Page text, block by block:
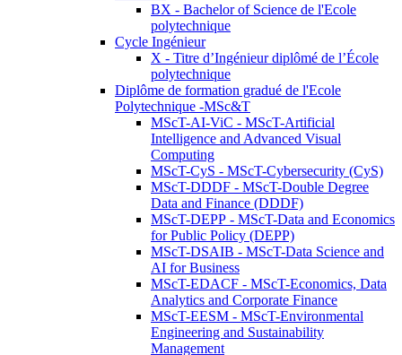
BX - Bachelor of Science de l'Ecole
polytechnique
Cycle Ingénieur
X - Titre d’Ingénieur diplômé de l’École
polytechnique
Diplôme de formation gradué de l'Ecole
Polytechnique -MSc&T
MScT-AI-ViC - MScT-Artificial
Intelligence and Advanced Visual
Computing
MScT-CyS - MScT-Cybersecurity (CyS)
MScT-DDDF - MScT-Double Degree
Data and Finance (DDDF)
MScT-DEPP - MScT-Data and Economics
for Public Policy (DEPP)
MScT-DSAIB - MScT-Data Science and
AI for Business
MScT-EDACF - MScT-Economics, Data
Analytics and Corporate Finance
MScT-EESM - MScT-Environmental
Engineering and Sustainability
Management